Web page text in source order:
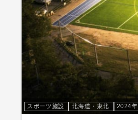
スポーツ施設 北海道・東北 2024年